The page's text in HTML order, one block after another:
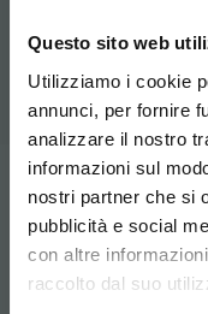
Questo sito web
Utilizziamo i cookie
annunci, per fornire
analizzare il nostro
informazioni sul
nostri partner che si
pubblicità e social
con altre
raccolto dal suo
A selection of
Tag: Garden center
Choose the
language for a